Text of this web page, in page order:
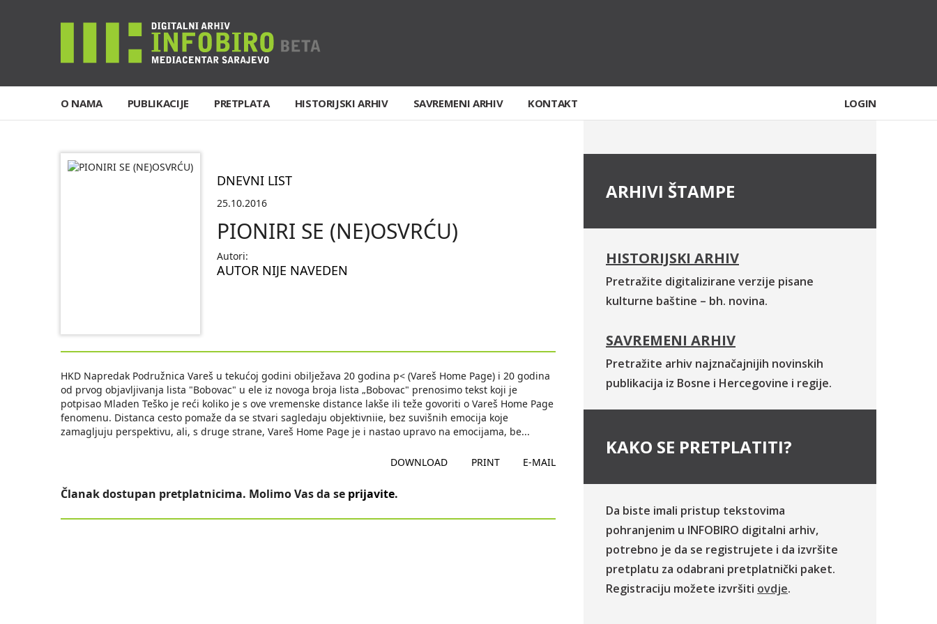
O NAMA PUBLIKACIJE PRETPLATA HISTORIJSKI ARHIV SAVREMENI ARHIV KONTAKT LOGIN
DNEVNI LIST
25.10.2016
PIONIRI SE (NE)OSVRĆU)
Autori:
AUTOR NIJE NAVEDEN
HKD Napredak Podružnica Vareš u tekućoj godini obilježava 20 godina p< (Vareš Home Page) i 20 godina
od prvog objavljivanja lista "Bobovac" u ele iz novoga broja lista „Bobovac" prenosimo tekst koji je
potpisao Mladen Teško je reći koliko je s ove vremenske distance lakše ili teže govoriti o Vareš Home Page
fenomenu. Distanca cesto pomaže da se stvari sagledaju objektivniie, bez suvišnih emocija koje
zamagljuju perspektivu, ali, s druge strane, Vareš Home Page je i nastao upravo na emocijama, be...
DOWNLOAD PRINT E-MAIL
Članak dostupan pretplatnicima. Molimo Vas da se prijavite.
ARHIVI ŠTAMPE
HISTORIJSKI ARHIV
Pretražite digitalizirane verzije pisane
kulturne baštine – bh. novina.
SAVREMENI ARHIV
Pretražite arhiv najznačajnijih novinskih
publikacija iz Bosne i Hercegovine i regije.
KAKO SE PRETPLATITI?
Da biste imali pristup tekstovima
pohranjenim u INFOBIRO digitalni arhiv,
potrebno je da se registrujete i da izvršite
pretplatu za odabrani pretplatnički paket.
Registraciju možete izvršiti ovdje.